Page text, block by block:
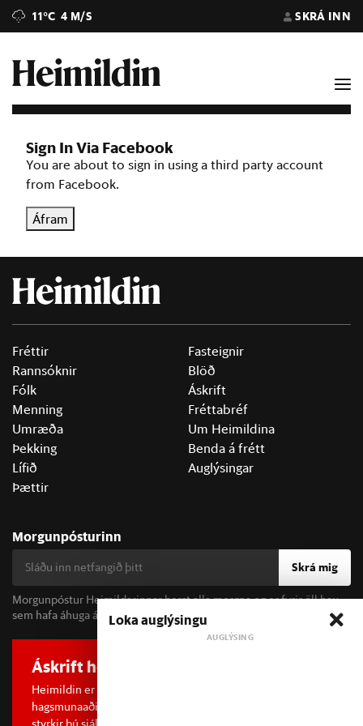
11°C 4 M/S SKRÁ INN
Sign In Via Facebook
You are about to sign in using a third party account
from Facebook.
Áfram
Fréttir
Rannsóknir
Fólk
Menning
Umræða
Þekking
Lífið
Þættir
Fasteignir
Blöð
Áskrift
Fréttabréf
Um Heimildina
Benda á frétt
Auglýsingar
Morgunpósturinn
Skrá mig
Morgunpóstur Heimildarinnar berst alla morgna og er fyrir öll þau
sem hafa áhuga á fréttum og þjóðfélagsumræðu.
Áskrift hefur áhrif
Heimildin er í dreifðu eignarhaldi og óháð
hagsmunaaðilum. Með því að kaupa áskrift að Heimildinni
Loka auglýsingu